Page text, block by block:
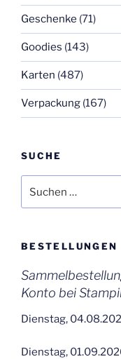
Geschenke (71)
Goodies (143)
Karten (487)
Verpackung (167)
SUCHE
nach:
BESTELLUNGEN
Konto bei
Dienstag,
Dienstag,